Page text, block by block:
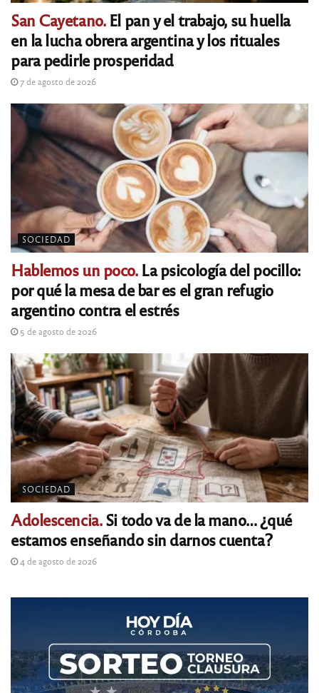
San Cayetano.El pan y el trabajo, su huella
en la lucha obrera argentina y los rituales
para pedirle prosperidad
7 de agosto de 2026
SOCIEDAD
Hablemos un poco.La psicología del pocillo:
por qué la mesa de bar es el gran refugio
argentino contra el estrés
5 de agosto de 2026
SOCIEDAD
Adolescencia.Si todo va de la mano… ¿qué
estamos enseñando sin darnos cuenta?
4 de agosto de 2026